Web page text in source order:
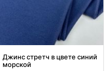
Джинс стретч в цвете синий
морской